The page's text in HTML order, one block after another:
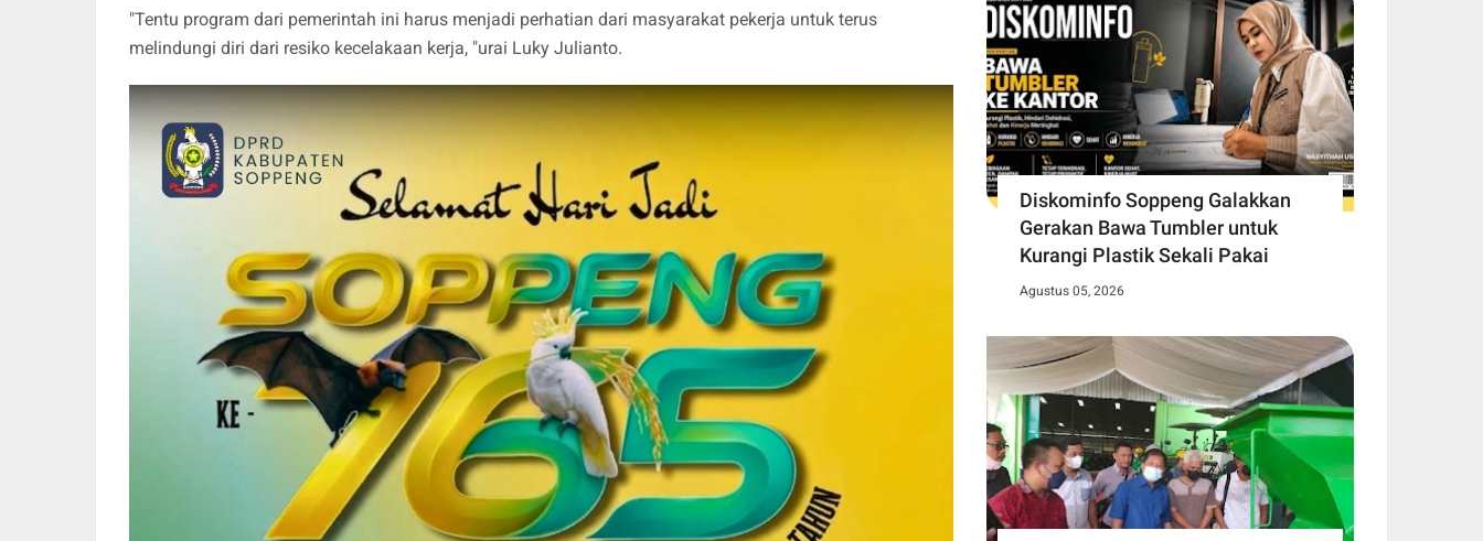
"Tentu program dari pemerintah ini harus menjadi perhatian dari masyarakat pekerja untuk terus
melindungi diri dari resiko kecelakaan kerja, "urai Luky Julianto.
Diskominfo Soppeng Galakkan
Gerakan Bawa Tumbler untuk
Kurangi Plastik Sekali Pakai
Agustus 05, 2026